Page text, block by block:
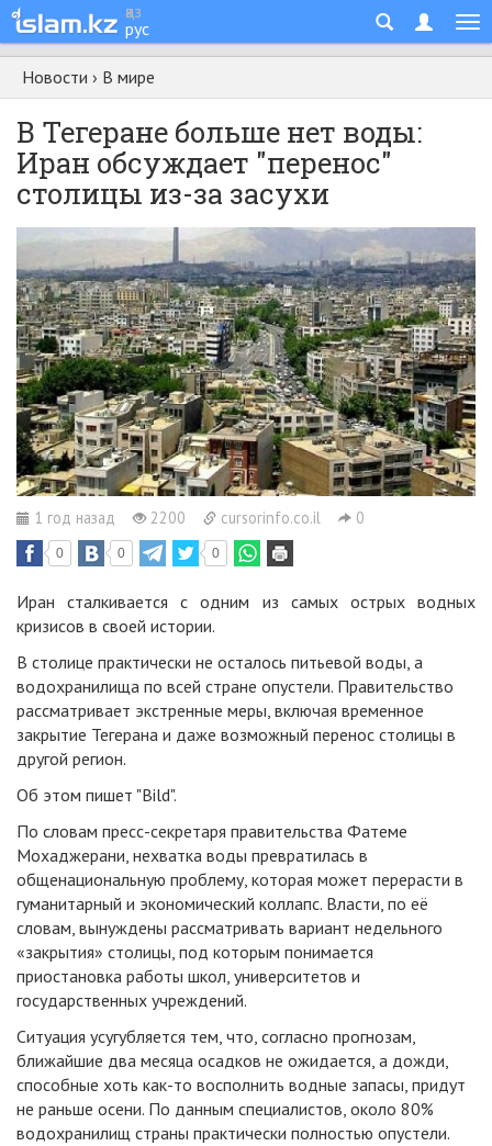
қаз
рус
Новости › В мире
В Тегеране больше нет воды:
Иран обсуждает "перенос"
столицы из-за засухи
1 год назад 2200 cursorinfo.co.il 0
0 0 0
Иран сталкивается с одним из самых острых водных
кризисов в своей истории.
В столице практически не осталось питьевой воды, а
водохранилища по всей стране опустели. Правительство
рассматривает экстренные меры, включая временное
закрытие Тегерана и даже возможный перенос столицы в
другой регион.
Об этом пишет "Bild".
По словам пресс-секретаря правительства Фатеме
Мохаджерани, нехватка воды превратилась в
общенациональную проблему, которая может перерасти в
гуманитарный и экономический коллапс. Власти, по её
словам, вынуждены рассматривать вариант недельного
«закрытия» столицы, под которым понимается
приостановка работы школ, университетов и
государственных учреждений.
Ситуация усугубляется тем, что, согласно прогнозам,
ближайшие два месяца осадков не ожидается, а дожди,
способные хоть как-то восполнить водные запасы, придут
не раньше осени. По данным специалистов, около 80%
водохранилищ страны практически полностью опустели.